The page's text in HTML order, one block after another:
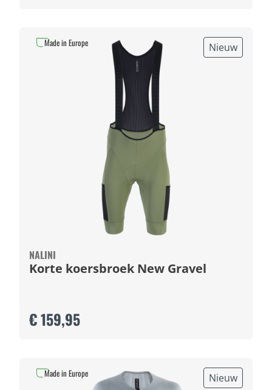
Nieuw
NALINI
Korte koersbroek New Gravel
€ 159,95
Made in Europe
Nieuw
Made in Europe